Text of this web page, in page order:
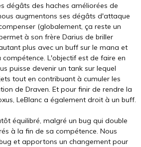
dégâts des haches améliorées de
augmentons ses dégâts d'attaque
(globalement, ça reste un
à son frère Darius de briller
plus avec un buff sur le mana et
compétence. L'objectif est de faire en
puisse devenir un tank sur lequel
tout en contribuant à cumuler les
de Draven. Et pour finir de rendre la
LeBlanc a également droit à un buff.
équilibré, malgré un bug qui double
à la fin de sa compétence. Nous
et apportons un changement pour